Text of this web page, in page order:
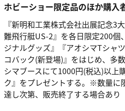
ホビーショー限定品のほか購入
『新明和工業株式会社出展記念3
難飛行艇US-2』を各日限定200個
ジナルグッズ』『アオシマTシャ
コバック(新登場)』をはじめ、多
シマブースにて1000円(税込)以上
ク』をプレゼントする。※数量に
達し次第、販売終了する場合あり